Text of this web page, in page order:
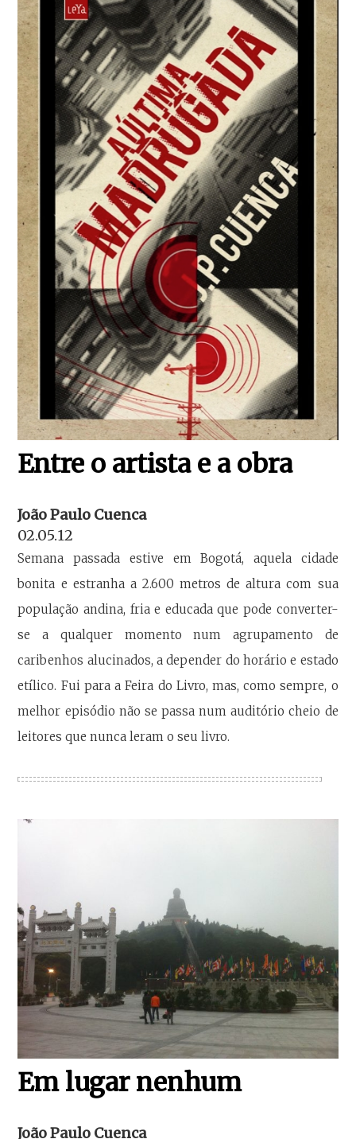
Entre o artista e a obra
João Paulo Cuenca
02.05.12
Semana passada estive em Bogotá, aquela cidade
bonita e estranha a 2.600 metros de altura com sua
população andina, fria e educada que pode converter-
se a qualquer momento num agrupamento de
caribenhos alucinados, a depender do horário e estado
etílico. Fui para a Feira do Livro, mas, como sempre, o
melhor episódio não se passa num auditório cheio de
leitores que nunca leram o seu livro.
Em lugar nenhum
João Paulo Cuenca